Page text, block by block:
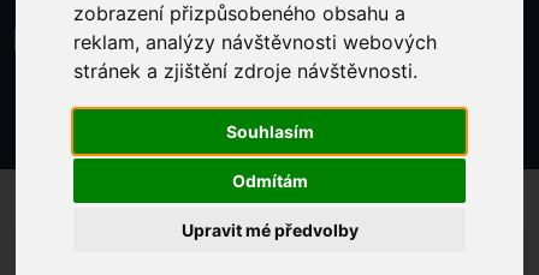
zobrazení přizpůsobeného obsahu a
reklam, analýzy návštěvnosti webových
stránek a zjištění zdroje návštěvnosti.
Souhlasím
Odmítám
Upravit mé předvolby
Zobrazila se mi hláška: Nelze pokračovat,
protože změna zasahuje do uzavřeného
období dlouhodobého plánu
Změněno dne Út, 17 Červen, 2025 v 2:51 ODPOLEDNE